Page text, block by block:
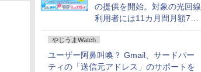
の提供を開始。対象の光回線
利用者には11カ月間月額770
円割引のキャンペーン
やじうまWatch
ユーザー阿鼻叫喚？ Gmail、サードパー
ティの「送信元アドレス」のサポートを